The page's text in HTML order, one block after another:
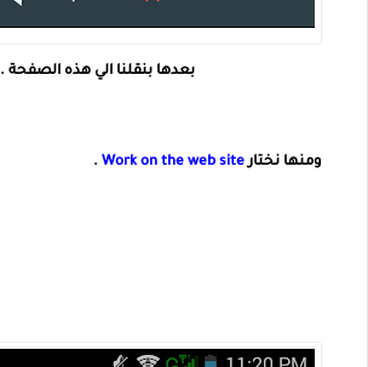
بعدها بنقلنا الي هذه الصفحة .
ومنها نختارWork on the web site
.